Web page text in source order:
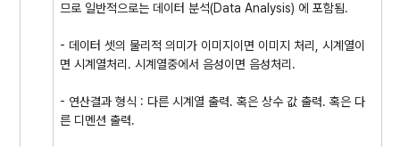
므로 일반적으로는 데이터 분석(Data Analysis) 에 포함됨.
- 데이터 셋의 물리적 의미가 이미지이면 이미지 처리, 시계열이
면 시계열처리. 시계열중에서 음성이면 음성처리.
- 연산결과 형식 : 다른 시계열 출력. 혹은 상수 값 출력. 혹은 다
른 디멘션 출력.